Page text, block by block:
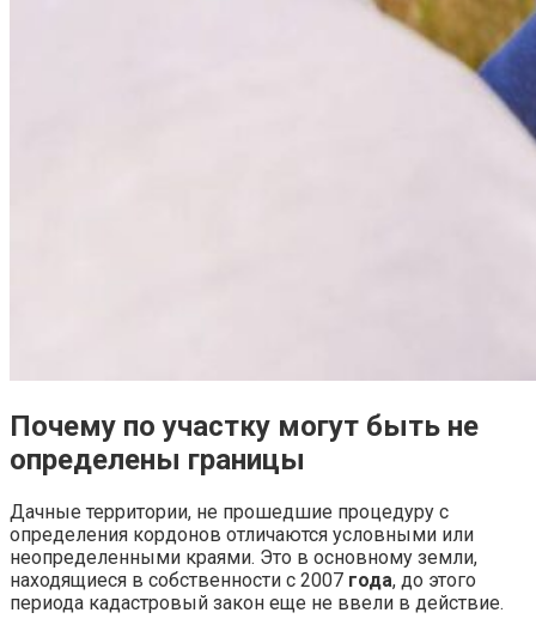
Почему по участку могут быть не
определены границы
Дачные территории, не прошедшие процедуру с
определения кордонов отличаются условными или
неопределенными краями. Это в основному земли,
находящиеся в собственности с 2007 года, до этого
периода кадастровый закон еще не ввели в действие.